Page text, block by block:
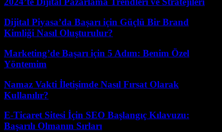
Dijital Piyasa’da Başarı için Güçlü Bir Brand
Kimliği Nasıl Oluşturulur?
Marketing’de Başarı için 5 Adım: Benim Özel
Yöntemim
Namaz Vakti İletişimde Nasıl Fırsat Olarak
Kullanılır?
E-Ticaret Sitesi İçin SEO Başlangıç Kılavuzu:
Başarılı Olmanın Sırları